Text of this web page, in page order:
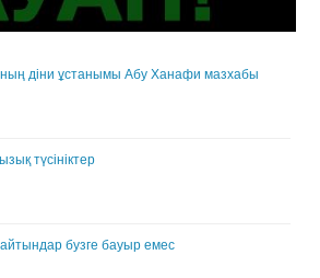
діни ұстанымы Абу Ханафи мазхабы
түсініктер
бузге бауыр емес